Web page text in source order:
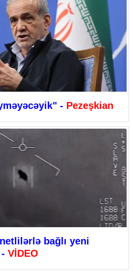
- Pezeşkian
bağlı yeni
VİDEO